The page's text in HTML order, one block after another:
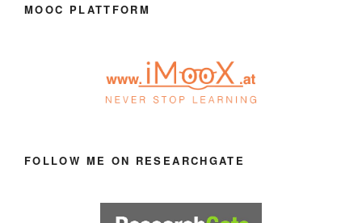
MOOC PLATTFORM
FOLLOW ME ON RESEARCHGATE